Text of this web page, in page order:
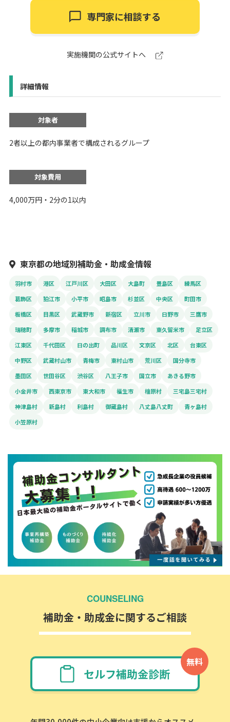
専門家に相談する
実施機関の公式サイトへ
詳細情報
対象者
2者以上の都内事業者で構成されるグループ
対象費用
4,000万円・2分の1以内
東京都の地域別補助金・助成金情報
羽村市 港区 江戸川区 大田区 大島町 豊島区
練馬区
葛飾区
狛江市 小平市 昭島市 杉並区 中央区
町田市
板橋区
目黒区 武蔵野市 新宿区 立川市 日野市
三鷹市
瑞穂町
多摩市 稲城市 調布市 清瀬市 東久留米市
足立区
江東区
千代田区 日の出町 品川区 文京区 北区
台東区
中野区
武蔵村山市 青梅市 東村山市 荒川区
国分寺市
墨田区
世田谷区 渋谷区 八王子市 国立市
あきる野市
小金井市
西東京市 東大和市 福生市 檜原村
三宅島三宅村
神津島村
新島村 利島村 御蔵島村 八丈島八丈町
青ヶ島村
小笠原村
COUNSELING
補助金・助成金に関するご相談
無料
セルフ補助金診断